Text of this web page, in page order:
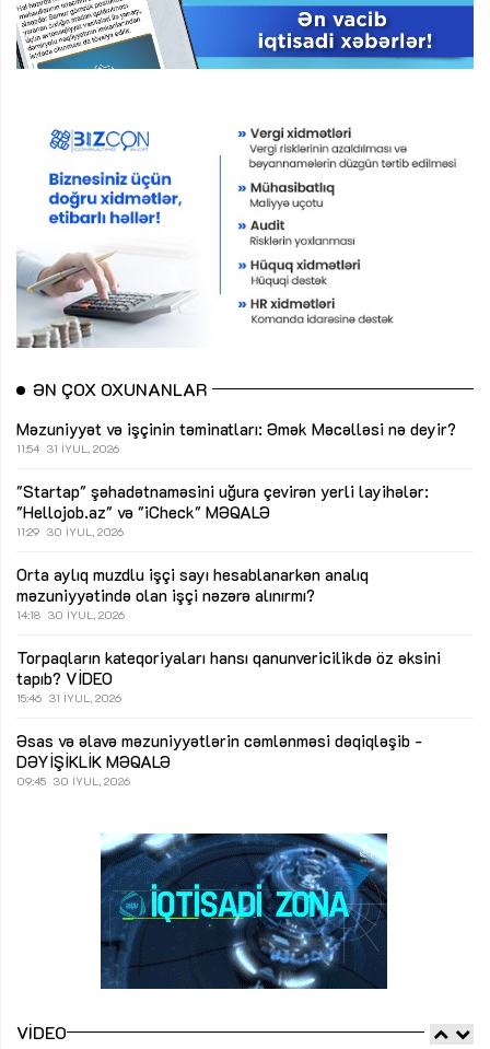
ƏN ÇOX OXUNANLAR
Məzuniyyət və işçinin təminatları: Əmək Məcəlləsi nə deyir?
11:54 31 İYUL, 2026
"Startap" şəhadətnaməsini uğura çevirən yerli layihələr:
"Hellojob.az" və "iCheck" MƏQALƏ
11:29 30 İYUL, 2026
Orta aylıq muzdlu işçi sayı hesablanarkən analıq
məzuniyyətində olan işçi nəzərə alınırmı?
14:18 30 İYUL, 2026
Torpaqların kateqoriyaları hansı qanunvericilikdə öz əksini
tapıb? VİDEO
15:46 31 İYUL, 2026
Əsas və əlavə məzuniyyətlərin cəmlənməsi dəqiqləşib -
DƏYİŞİKLİK MƏQALƏ
09:45 30 İYUL, 2026
VIDEO